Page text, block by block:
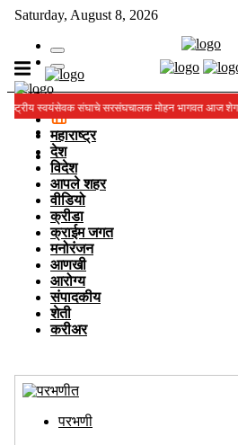
Saturday, August 8, 2026
महाराष्ट्र
देश
विदेश
आपले शहर
वीडियो
क्रीडा
क्राईम जगत
मनोरंजन
आणखी
आरोग्य
संपादकीय
शेती
करीअर
स्वयंसेवक संघाचे सरसंघचालक मोहन भागवत आज शेगाव खामगाव
परभणी